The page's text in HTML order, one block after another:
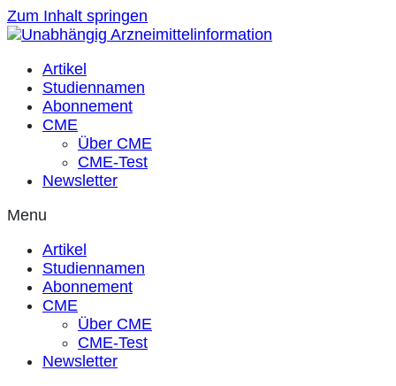
Zum Inhalt springen
Artikel
Studiennamen
Abonnement
CME
Über CME
CME-Test
Newsletter
Menu
Artikel
Studiennamen
Abonnement
CME
Über CME
CME-Test
Newsletter